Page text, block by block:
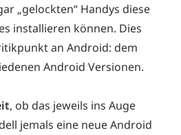
„gelockten“ Handys diese
installieren können. Dies
an Android: dem
Android Versionen.
, ob das jeweils ins Auge
jemals eine neue Android